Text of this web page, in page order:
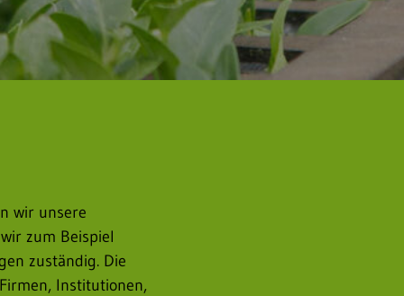
wir unsere
zum Beispiel
zuständig. Die
Institutionen,